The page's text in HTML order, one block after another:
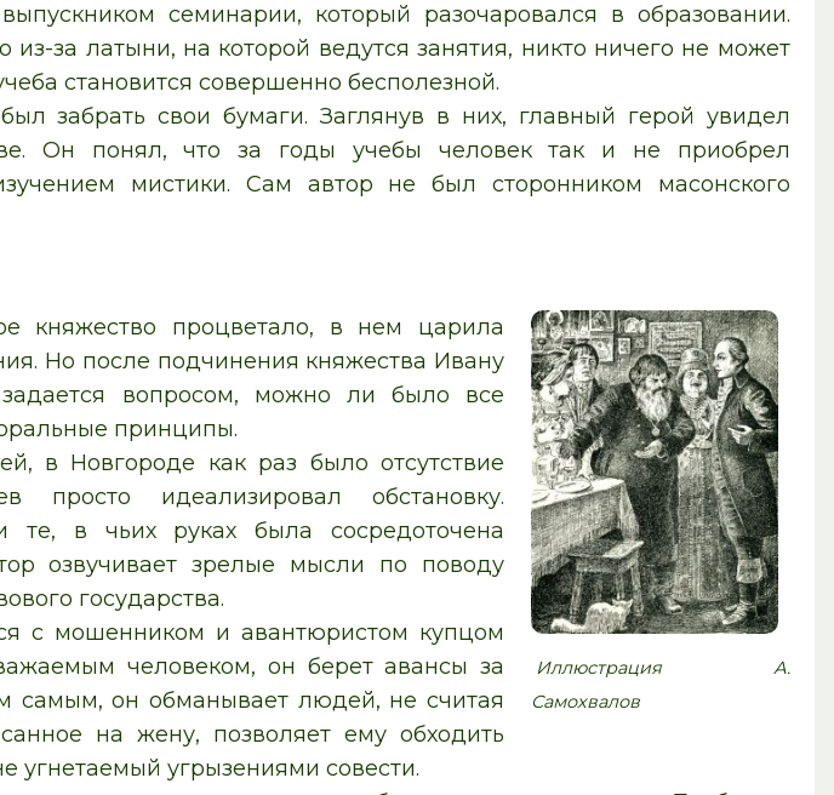
семинарии, который разочаровался в образовании.
из-за латыни, на которой ведутся занятия, никто ничего не может
становится совершенно бесполезной.
забрать свои бумаги. Заглянув в них, главный герой увидел
Он понял, что за годы учебы человек так и не приобрел
мистики. Сам автор не был сторонником масонского
Иллюстрация А.
Самохвалов
княжество процветало, в нем царила
Но после подчинения княжества Ивану
вопросом, можно ли было все
принципы.
в Новгороде как раз было отсутствие
идеализировал обстановку.
в чьих руках была сосредоточена
озвучивает зрелые мысли по поводу
государства.
с мошенником и авантюристом купцом
человеком, он берет авансы за
самым, он обманывает людей, не считая
на жену, позволяет ему обходить
угнетаемый угрызениями совести.